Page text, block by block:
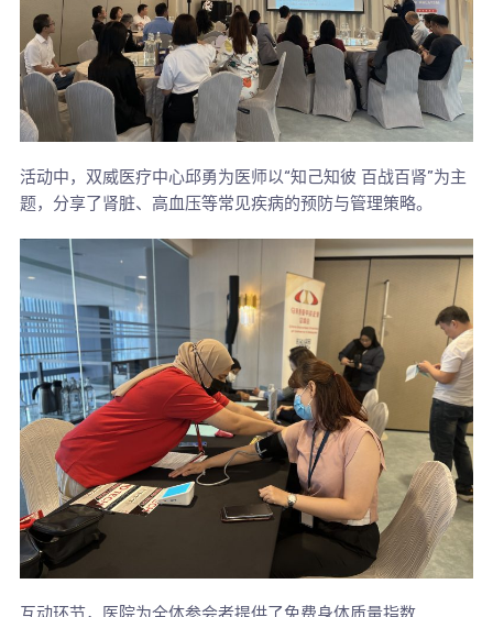
活动中，双威医疗中心邱勇为医师以“知己知彼 百战百肾”为主
题，分享了肾脏、高血压等常见疾病的预防与管理策略。